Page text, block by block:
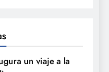
un viaje a la